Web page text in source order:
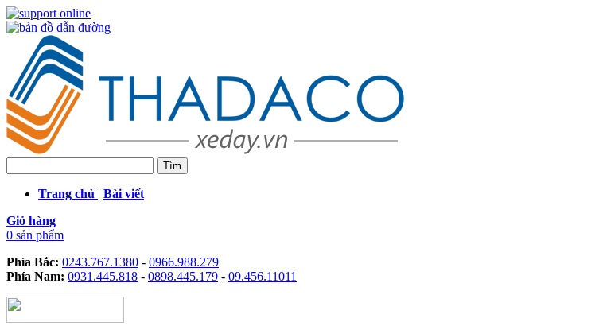
Trang chủ | Bài viết
Giỏ hàng
0 sản phẩm
Phía Bắc: 0243.767.1380 - 0966.988.279
Phía Nam: 0931.445.818 - 0898.445.179 - 09.456.11011